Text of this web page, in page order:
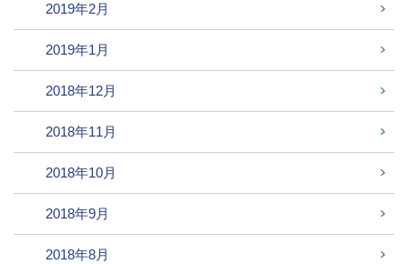
2019年2月
2019年1月
2018年12月
2018年11月
2018年10月
2018年9月
2018年8月